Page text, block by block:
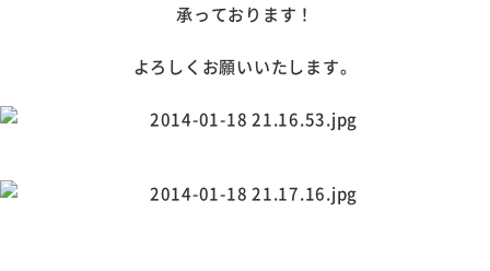
承っております！
よろしくお願いいたします。